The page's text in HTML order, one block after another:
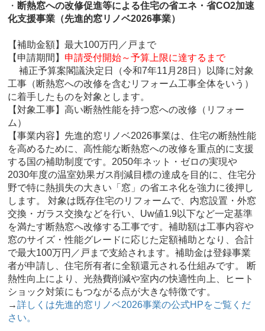
・ 断熱窓への改修促進等による住宅の省エネ・省CO2加速
化支援事業（先進的窓リノベ2026事業）
【補助金額】最大100万円／戸まで
【申請期間】 申請受付開始～予算上限に達するまで
補正予算案閣議決定日（令和7年11月28日）以降に対象
工事（断熱窓への改修を含むリフォーム工事全体をいう）
に着手したものを対象とします。
【対象工事】高い断熱性能を持つ窓への改修（リフォー
ム）
【事業内容】先進的窓リノベ2026事業は、住宅の断熱性能
を高めるために、高性能な断熱窓への改修を重点的に支援
する国の補助制度です。2050年ネット・ゼロの実現や
2030年度の温室効果ガス削減目標の達成を目的に、住宅分
野で特に熱損失の大きい「窓」の省エネ化を強力に後押し
します。 対象は既存住宅のリフォームで、内窓設置・外窓
交換・ガラス交換などを行い、Uw値1.9以下など一定基準
を満たす断熱窓へ改修する工事です。補助額は工事内容や
窓のサイズ・性能グレードに応じた定額補助となり、合計
で最大100万円／戸まで支給されます。補助金は登録事業
者が申請し、住宅所有者に全額還元される仕組みです。 断
熱性向上により、光熱費削減や室内の快適性向上、ヒート
ショック対策にもつながる点が大きな特徴です。
→詳しくは先進的窓リノベ2026事業の公式HPをご覧くだ
さい。